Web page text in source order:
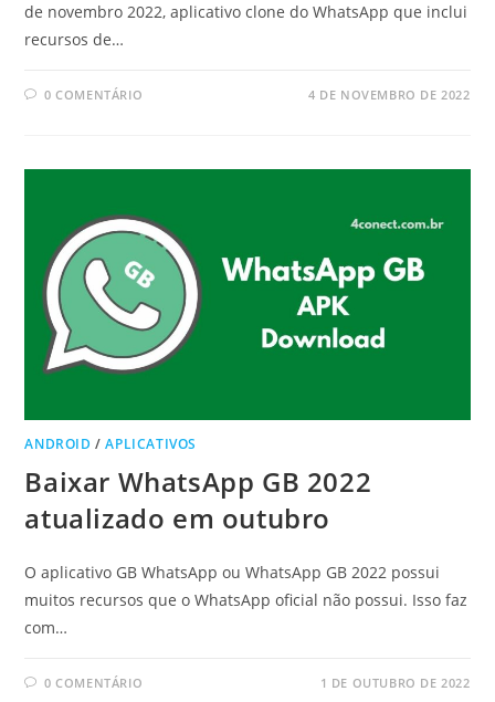
de novembro 2022, aplicativo clone do WhatsApp que inclui
recursos de…
0 COMENTÁRIO 4 DE NOVEMBRO DE 2022
ANDROID /APLICATIVOS
Baixar WhatsApp GB 2022
atualizado em outubro
O aplicativo GB WhatsApp ou WhatsApp GB 2022 possui
muitos recursos que o WhatsApp oficial não possui. Isso faz
com…
0 COMENTÁRIO 1 DE OUTUBRO DE 2022